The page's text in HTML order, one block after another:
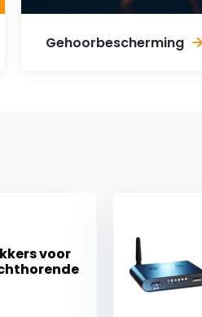
Gehoorbescherming
voor